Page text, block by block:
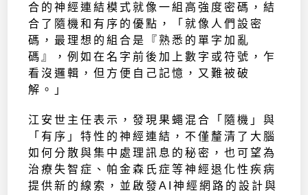
合的神經連結模式就像一組高強度密碼，結
合了隨機和有序的優點，「就像人們設密
碼，最理想的組合是『熟悉的單字加亂
碼』，例如在名字前後加上數字或符號，乍
看沒邏輯，但方便自己記憶，又難被破
解。」
江安世主任表示，發現果蠅混合「隨機」與
「有序」特性的神經連結，不僅釐清了大腦
如何分散與集中處理訊息的秘密，也可望為
治療失智症、帕金森氏症等神經退化性疾病
提供新的線索，並啟發AI神經網路的設計與